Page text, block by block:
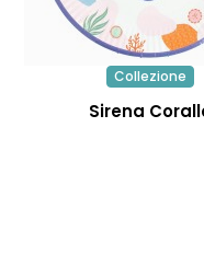
Collezione
Sirena